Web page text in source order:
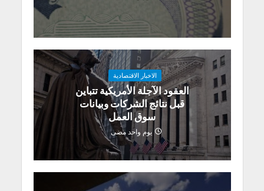
الاخبار الاقتصادية
العقود الآجلة الأمريكية تتباين
قبل نتائج الشركات وبيانات
سوق العمل
يوم واحد مضى